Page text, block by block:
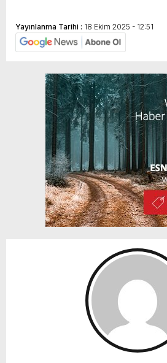
Yayınlanma Tarihi : 18 Ekim 2025 - 12:51